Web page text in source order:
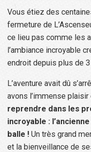
Vous étiez des
fermeture de
ce lieu pas comme les
l’ambiance incroyable
endroit depuis plus de
L’aventure avait dû
avons l’immense plaisir
reprendre dans les
incroyable :
balle ! Un très grand
et la bienveillance de